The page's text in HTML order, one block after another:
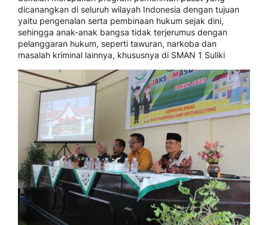
dicanangkan di seluruh wilayah Indonesia dengan tujuan
yaitu pengenalan serta pembinaan hukum sejak dini,
sehingga anak-anak bangsa tidak terjerumus dengan
pelanggaran hukum, seperti tawuran, narkoba dan
masalah kriminal lainnya, khususnya di SMAN 1 Suliki